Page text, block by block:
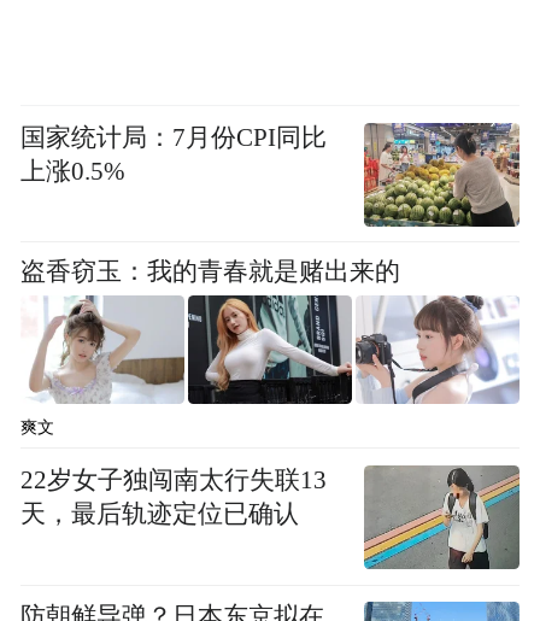
国家统计局：7月份CPI同比
上涨0.5%
盗香窃玉：我的青春就是赌出来的
爽文
22岁女子独闯南太行失联13
天，最后轨迹定位已确认